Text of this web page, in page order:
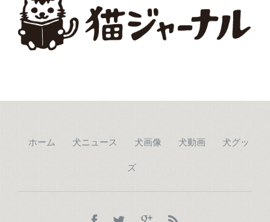
ホーム 犬ニュース 犬画像 犬動画 犬グッ
ズ